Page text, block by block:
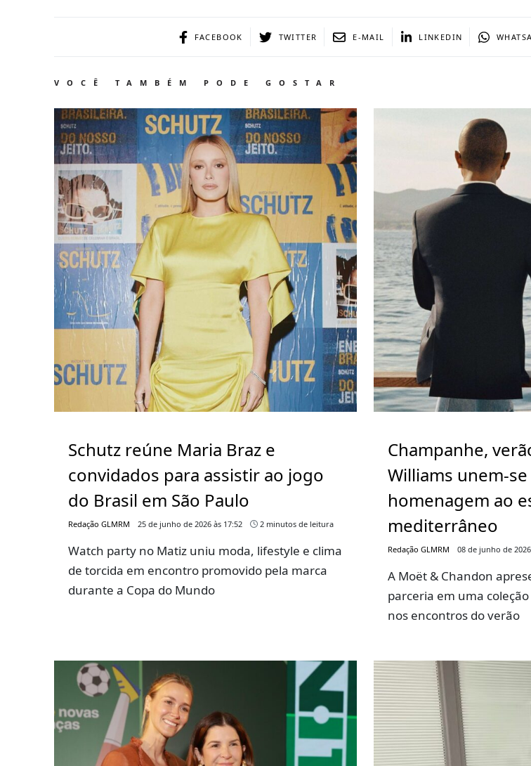
FACEBOOK TWITTER E-MAIL LINKEDIN
VOCÊ TAMBÉM PODE GOSTAR
Schutz reúne Maria Braz e
convidados para assistir ao jogo
do Brasil em São Paulo
Redação GLMRM 25 de junho de 2026 às 17:52 2 minutos de leitura
Watch party no Matiz uniu moda, lifestyle e clima
de torcida em encontro promovido pela marca
durante a Copa do Mundo
Champanhe,
Williams unem-
homenagem ao
mediterrâneo
Redação GLMRM 08 de junho de
A Moët & Chandon
parceria em uma
nos encontros do verão